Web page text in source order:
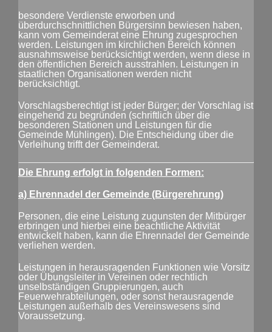
besondere Verdienste erworben und
überdurchschnittlichen Bürgersinn bewiesen haben,
kann vom Gemeinderat eine Ehrung zugesprochen
werden. Leistungen im kirchlichen Bereich können
ausnahmsweise berücksichtigt werden, wenn diese in
den öffentlichen Bereich ausstrahlen. Leistungen in
staatlichen Organisationen werden nicht
berücksichtigt.
Vorschlagsberechtigt ist jeder Bürger; der Vorschlag ist
eingehend zu begründen (schriftlich über die
besonderen Stationen und Leistungen für die
Gemeinde Mühlingen). Die Entscheidung über die
Verleihung trifft der Gemeinderat.
Die Ehrung erfolgt in folgenden Formen:
a) Ehrennadel der Gemeinde (Bürgerehrung)
Personen, die eine Leistung zugunsten der Mitbürger
erbringen und hierbei eine beachtliche Aktivität
entwickelt haben, kann die Ehrennadel der Gemeinde
verliehen werden.
Leistungen in herausragenden Funktionen wie Vorsitz
oder Übungsleiter in Vereinen oder rechtlich
unselbständigen Gruppierungen, auch
Feuerwehrabteilungen, oder sonst herausragende
Leistungen außerhalb des Vereinswesens sind
Voraussetzung.